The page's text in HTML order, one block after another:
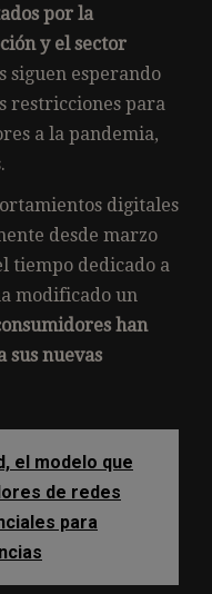
por la
y el sector
siguen esperando
restricciones para
a la pandemia,
digitales
desde marzo
tiempo dedicado a
modificado un
han
sus nuevas
el modelo que
de redes
para